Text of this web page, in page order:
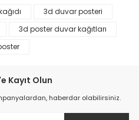
3d duvar posteri
3d poster duvar kağıtları
Kayıt Olun
haberdar olabilirsiniz.